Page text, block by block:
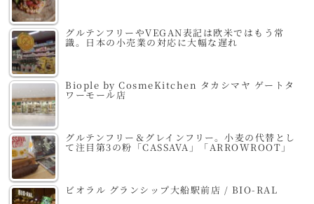
グルテンフリーやVEGAN表記は欧米ではもう常
識。日本の小売業の対応に大幅な遅れ
Biople by CosmeKitchen タカシマヤ ゲートタ
ワーモール店
グルテンフリー＆グレインフリー。小麦の代替とし
て注目第3の粉「CASSAVA」「ARROWROOT」
ビオラル グランシップ大船駅前店 / BIO-RAL